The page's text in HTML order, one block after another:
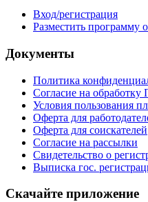
Вход/регистрация
Разместить программу
Документы
Политика
Согласие на обработку
Условия пользования
Оферта для
Оферта для соискателей
Согласие на рассылки
Свидетельство о
Выписка гос.
Скачайте приложение